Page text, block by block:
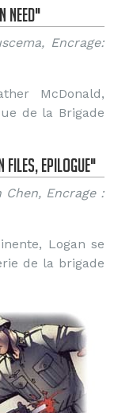
need"
Encrage:
McDonald,
de la Brigade
Files, Epilogue"
Chen, Encrage :
Logan se
de la brigade